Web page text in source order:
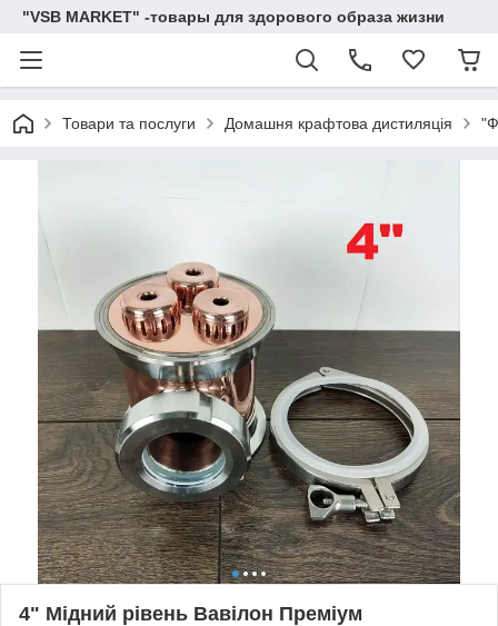
"VSB MARKET" -товары для здорового образа жизни
Товари та послуги Домашня крафтова дистиляція
4" Мідний рівень Вавілон Преміум